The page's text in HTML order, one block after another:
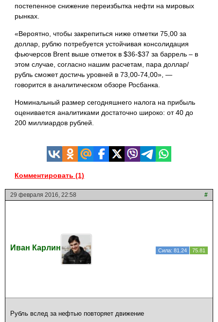
постепенное снижение переизбытка нефти на мировых
рынках.
«Вероятно, чтобы закрепиться ниже отметки 75,00 за
доллар, рублю потребуется устойчивая консолидация
фьючерсов Brent выше отметок в $36-$37 за баррель – в
этом случае, согласно нашим расчетам, пара доллар/
рубль сможет достичь уровней в 73,00-74,00», —
говорится в аналитическом обзоре Росбанка.
Номинальный размер сегодняшнего налога на прибыль
оценивается аналитиками достаточно широко: от 40 до
200 миллиардов рублей.
Комментировать (1)
29 февраля 2016, 22:58 #
Иван Карлин Сила: 81.24 75.81
Рубль вслед за нефтью повторяет движение